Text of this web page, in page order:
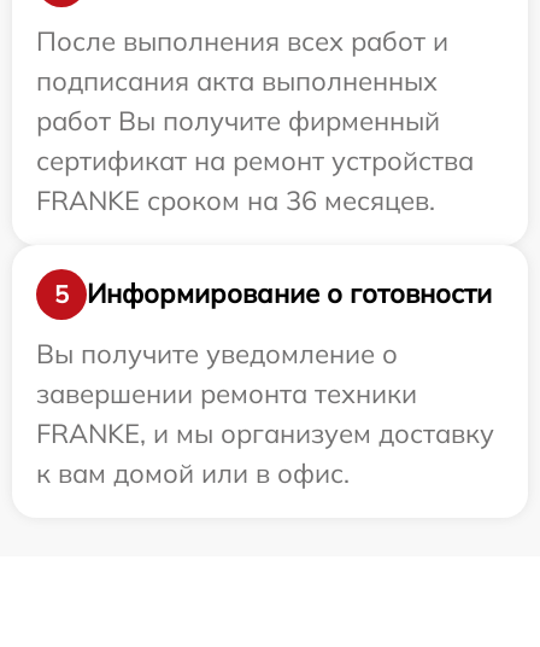
После выполнения всех работ и
подписания акта выполненных
работ Вы получите фирменный
сертификат на ремонт устройства
FRANKE сроком на 36 месяцев.
5
Информирование о готовности
Вы получите уведомление о
завершении ремонта техники
FRANKE, и мы организуем доставку
к вам домой или в офис.